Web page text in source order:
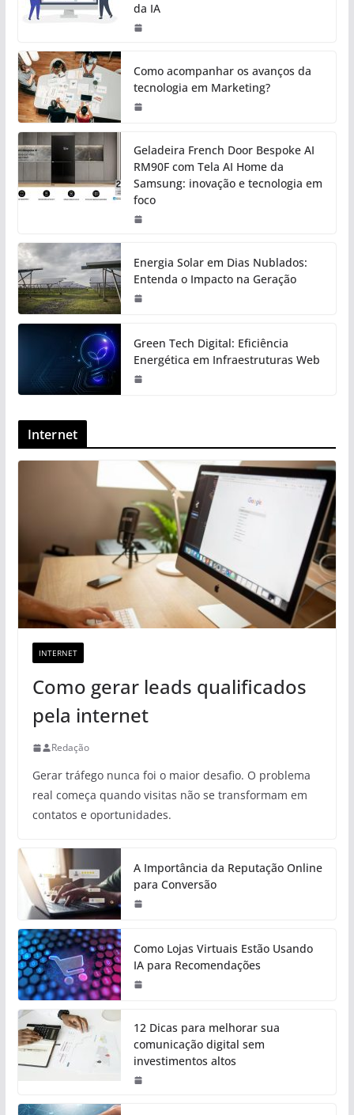
da IA
Como acompanhar os avanços da
tecnologia em Marketing?
Geladeira French Door Bespoke AI
RM90F com Tela AI Home da
Samsung: inovação e tecnologia em
foco
Energia Solar em Dias Nublados:
Entenda o Impacto na Geração
Green Tech Digital: Eficiência
Energética em Infraestruturas Web
Internet
INTERNET
Como gerar leads qualificados
pela internet
Redação
Gerar tráfego nunca foi o maior desafio. O problema
real começa quando visitas não se transformam em
contatos e oportunidades.
A Importância da Reputação Online
para Conversão
Como Lojas Virtuais Estão Usando
IA para Recomendações
12 Dicas para melhorar sua
comunicação digital sem
investimentos altos